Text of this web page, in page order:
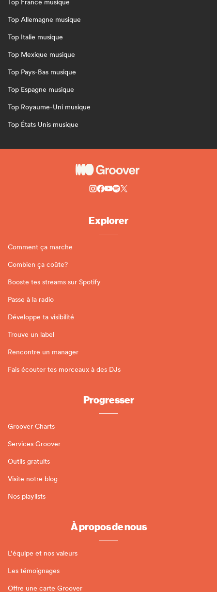
Top France musique
Top Allemagne musique
Top Italie musique
Top Mexique musique
Top Pays-Bas musique
Top Espagne musique
Top Royaume-Uni musique
Top États Unis musique
Explorer
Comment ça marche
Combien ça coûte?
Booste tes streams sur Spotify
Passe à la radio
Développe ta visibilité
Trouve un label
Rencontre un manager
Fais écouter tes morceaux à des DJs
Progresser
Groover Charts
Services Groover
Outils gratuits
Visite notre blog
Nos playlists
À propos de nous
L’équipe et nos valeurs
Les témoignages
Offre une carte Groover